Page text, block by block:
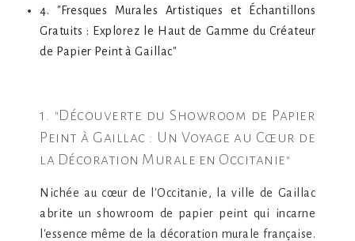
4. "Fresques Murales Artistiques et Échantillons
Gratuits : Explorez le Haut de Gamme du Créateur
de Papier Peint à Gaillac"
1. "Découverte du Showroom de Papier
Peint à Gaillac : Un Voyage au Cœur de
la Décoration Murale en Occitanie"
Nichée au cœur de l'Occitanie, la ville de Gaillac
abrite un showroom de papier peint qui incarne
l'essence même de la décoration murale française.